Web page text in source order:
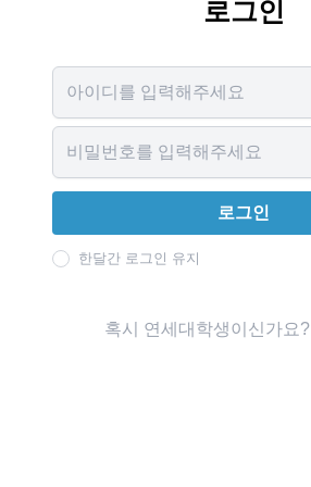
로그인
로그인
한달간 로그인 유지
혹시 연세대학생이신가요?